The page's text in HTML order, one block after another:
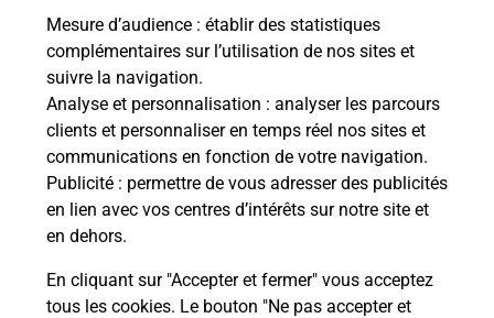
Mesure d’audience : établir des statistiques
complémentaires sur l’utilisation de nos sites et
suivre la navigation.
Analyse et personnalisation : analyser les parcours
clients et personnaliser en temps réel nos sites et
communications en fonction de votre navigation.
Publicité : permettre de vous adresser des publicités
en lien avec vos centres d’intérêts sur notre site et
en dehors.
En cliquant sur "Accepter et fermer" vous acceptez
tous les cookies. Le bouton "Ne pas accepter et
Boîte aux Lettres La Poste
Collecte du courrier aujourd'hui à 10h30
2 Avenue De Bordeaux
24110 Montrem
Le lien s'ouvre dans un nouvel onglet